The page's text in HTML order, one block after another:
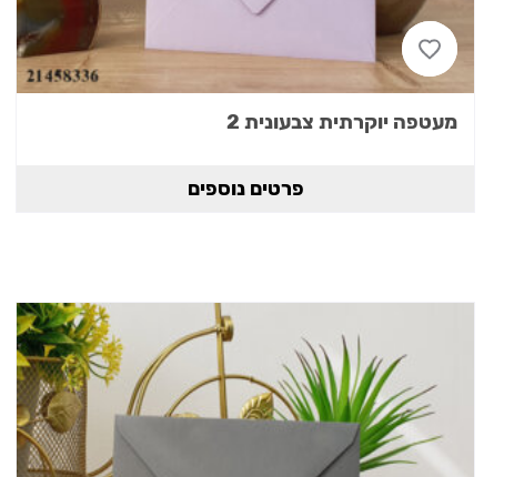
מעטפה יוקרתית צבעונית 2
פרטים נוספים